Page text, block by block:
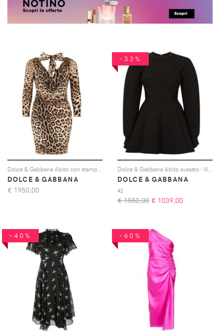
DOLCE & GABBANA
€ 1950,00
-33%
DOLCE & GABBANA
42
€ 1550,00 € 1039,00
-40% -60%